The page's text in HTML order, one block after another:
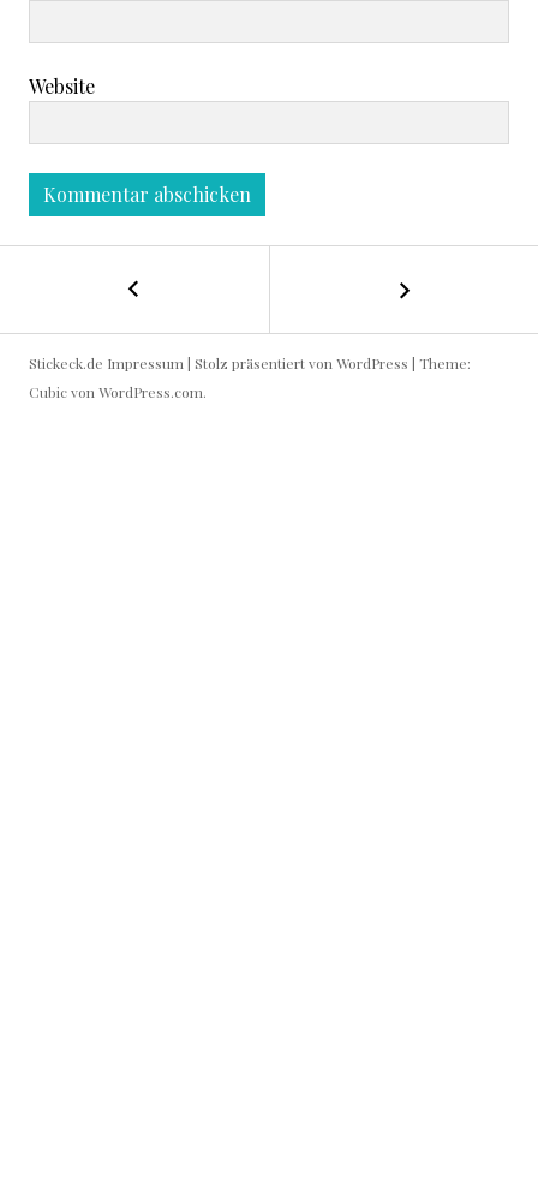
Website
E
r
z
Stickeck.de Impressum | Stolz präsentiert von WordPress | Theme:
Cubic von WordPress.com.